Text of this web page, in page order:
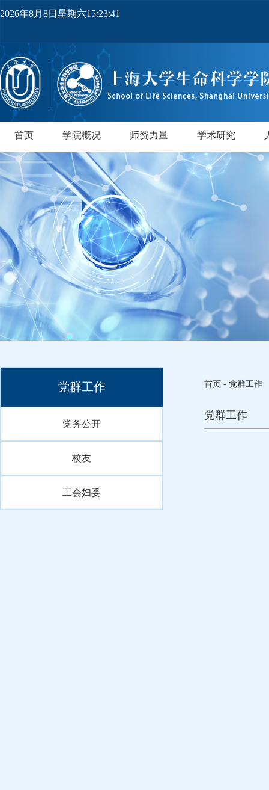
2026年8月8日星期六15:23:42
首页 学院概况
学院简介
党政领导
机构设置 实验中心
师资力量
领军人才 领军人才
教师队伍 正高级
副高级
中级
博士后
行业导师
学术研究
PI实验室
党群工作
党务公开
校友
工会妇委
首页 - 党群工作
党群工作